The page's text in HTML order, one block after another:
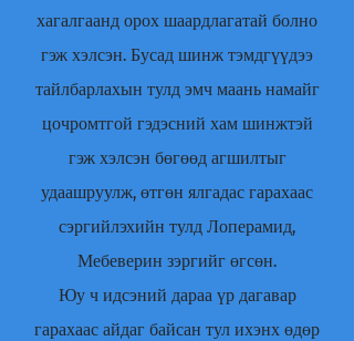
хагалгаанд орох шаардлагатай болно
гэж хэлсэн. Бусад шинж тэмдгүүдээ
тайлбарлахын тулд эмч маань намайг
цочромтгой гэдэсний хам шинжтэй
гэж хэлсэн бөгөөд агшилтыг
удаашруулж, өтгөн ялгадас гарахаас
сэргийлэхийн тулд Лоперамид,
Мебеверин зэргийг өгсөн.
Юу ч идсэний дараа үр дагавар
гарахаас айдаг байсан тул ихэнх өдөр